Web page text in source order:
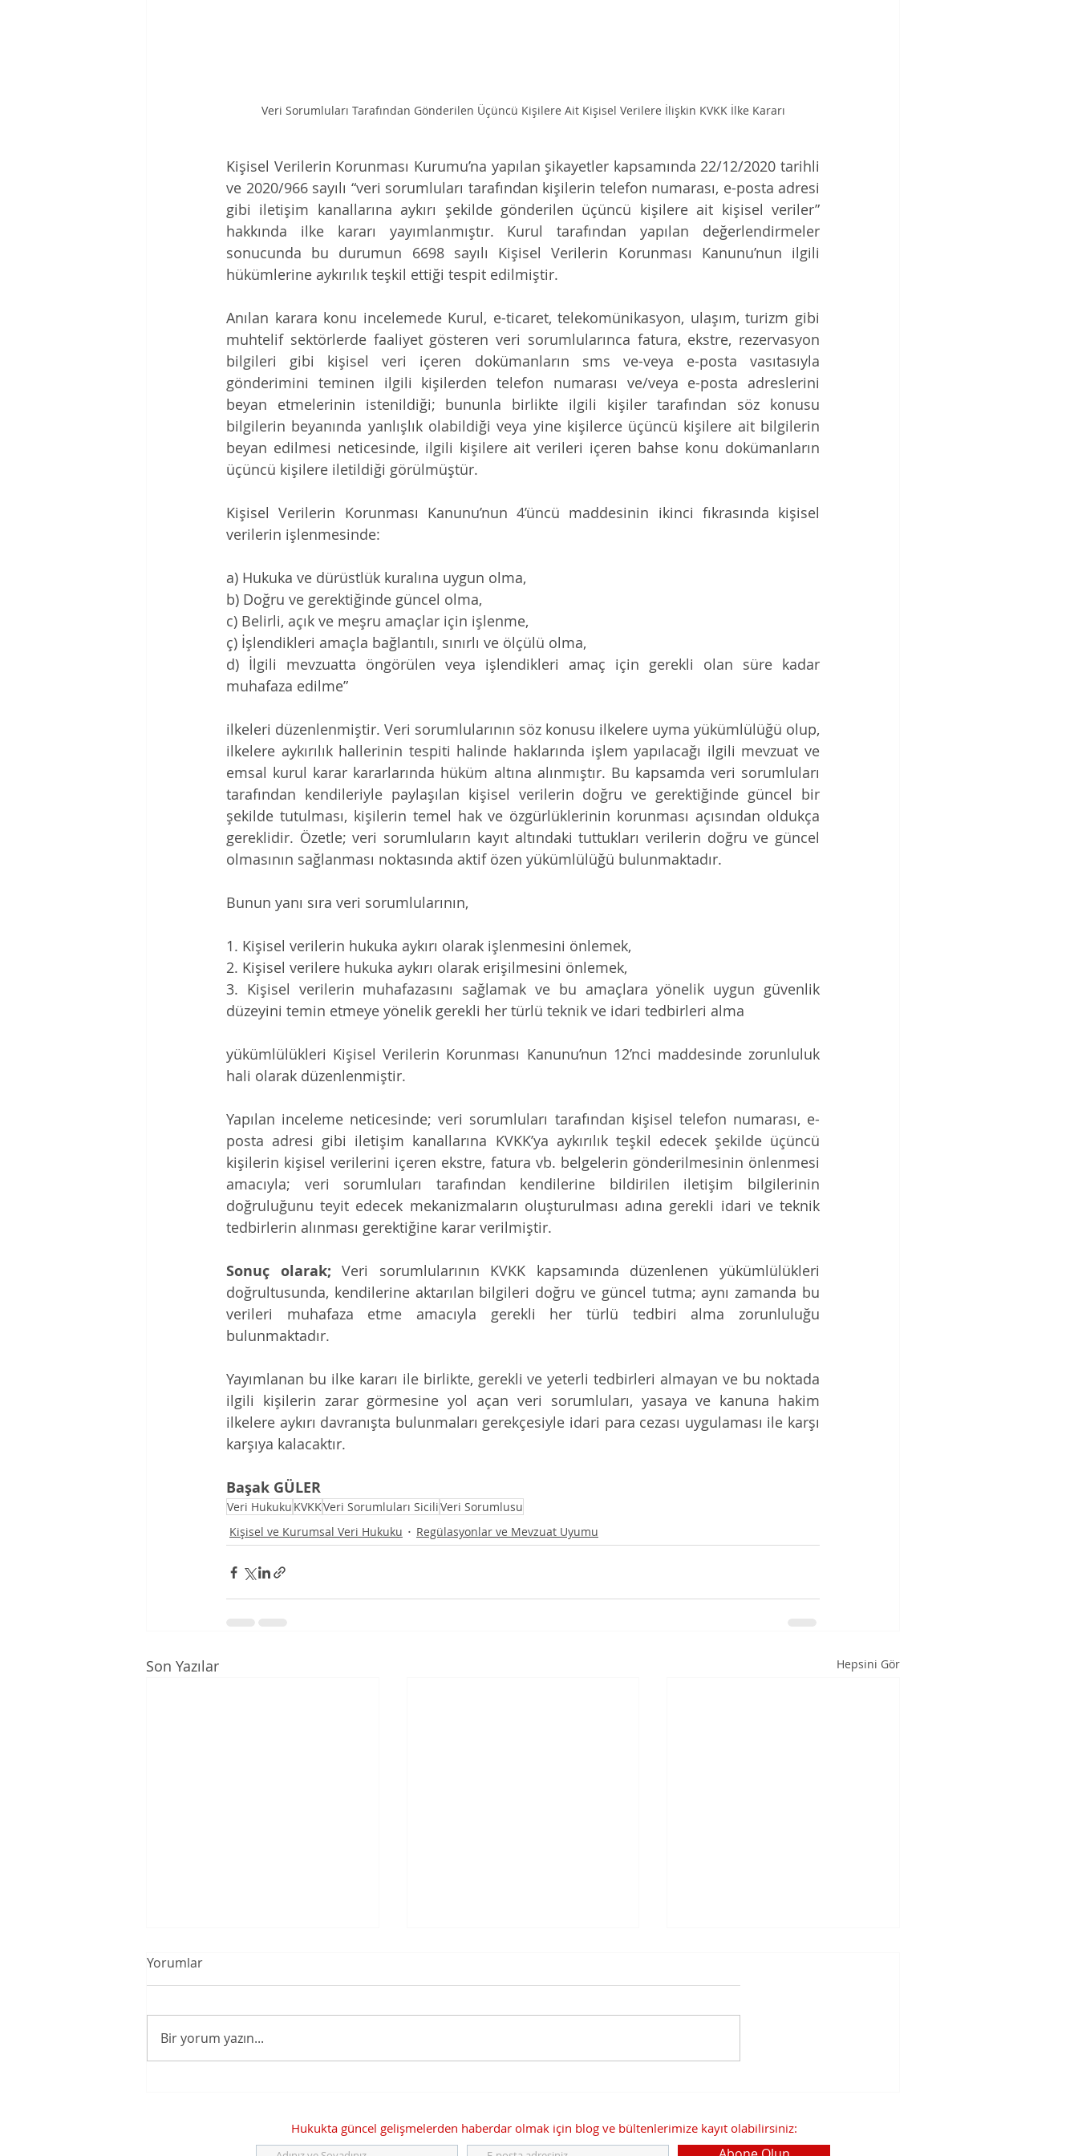
Veri Sorumluları Tarafından Gönderilen Üçüncü Kişilere Ait Kişisel Verilere İlişkin KVKK İlke Kararı
Kişisel Verilerin Korunması Kurumu’na yapılan şikayetler kapsamında 22/12/2020 tarihli
ve 2020/966 sayılı “veri sorumluları tarafından kişilerin telefon numarası, e-posta adresi
gibi iletişim kanallarına aykırı şekilde gönderilen üçüncü kişilere ait kişisel veriler”
hakkında ilke kararı yayımlanmıştır. Kurul tarafından yapılan değerlendirmeler
sonucunda bu durumun 6698 sayılı Kişisel Verilerin Korunması Kanunu’nun ilgili
hükümlerine aykırılık teşkil ettiği tespit edilmiştir.
Anılan karara konu incelemede Kurul, e-ticaret, telekomünikasyon, ulaşım, turizm gibi
muhtelif sektörlerde faaliyet gösteren veri sorumlularınca fatura, ekstre, rezervasyon
bilgileri gibi kişisel veri içeren dokümanların sms ve-veya e-posta vasıtasıyla
gönderimini teminen ilgili kişilerden telefon numarası ve/veya e-posta adreslerini
beyan etmelerinin istenildiği; bununla birlikte ilgili kişiler tarafından söz konusu
bilgilerin beyanında yanlışlık olabildiği veya yine kişilerce üçüncü kişilere ait bilgilerin
beyan edilmesi neticesinde, ilgili kişilere ait verileri içeren bahse konu dokümanların
üçüncü kişilere iletildiği görülmüştür.
Kişisel Verilerin Korunması Kanunu’nun 4’üncü maddesinin ikinci fıkrasında kişisel
verilerin işlenmesinde:
a) Hukuka ve dürüstlük kuralına uygun olma,
b) Doğru ve gerektiğinde güncel olma,
c) Belirli, açık ve meşru amaçlar için işlenme,
ç) İşlendikleri amaçla bağlantılı, sınırlı ve ölçülü olma,
d) İlgili mevzuatta öngörülen veya işlendikleri amaç için gerekli olan süre kadar
muhafaza edilme”
ilkeleri düzenlenmiştir. Veri sorumlularının söz konusu ilkelere uyma yükümlülüğü olup,
ilkelere aykırılık hallerinin tespiti halinde haklarında işlem yapılacağı ilgili mevzuat ve
emsal kurul karar kararlarında hüküm altına alınmıştır. Bu kapsamda veri sorumluları
tarafından kendileriyle paylaşılan kişisel verilerin doğru ve gerektiğinde güncel bir
şekilde tutulması, kişilerin temel hak ve özgürlüklerinin korunması açısından oldukça
gereklidir. Özetle; veri sorumluların kayıt altındaki tuttukları verilerin doğru ve güncel
olmasının sağlanması noktasında aktif özen yükümlülüğü bulunmaktadır.
Bunun yanı sıra veri sorumlularının,
1. Kişisel verilerin hukuka aykırı olarak işlenmesini önlemek,
2. Kişisel verilere hukuka aykırı olarak erişilmesini önlemek,
3. Kişisel verilerin muhafazasını sağlamak ve bu amaçlara yönelik uygun güvenlik
düzeyini temin etmeye yönelik gerekli her türlü teknik ve idari tedbirleri alma
yükümlülükleri Kişisel Verilerin Korunması Kanunu’nun 12’nci maddesinde zorunluluk
hali olarak düzenlenmiştir.
Yapılan inceleme neticesinde; veri sorumluları tarafından kişisel telefon numarası, e-
posta adresi gibi iletişim kanallarına KVKK’ya aykırılık teşkil edecek şekilde üçüncü
kişilerin kişisel verilerini içeren ekstre, fatura vb. belgelerin gönderilmesinin önlenmesi
amacıyla; veri sorumluları tarafından kendilerine bildirilen iletişim bilgilerinin
doğruluğunu teyit edecek mekanizmaların oluşturulması adına gerekli idari ve teknik
tedbirlerin alınması gerektiğine karar verilmiştir.
Sonuç olarak; Veri sorumlularının KVKK kapsamında düzenlenen yükümlülükleri
doğrultusunda, kendilerine aktarılan bilgileri doğru ve güncel tutma; aynı zamanda bu
verileri muhafaza etme amacıyla gerekli her türlü tedbiri alma zorunluluğu
bulunmaktadır.
Yayımlanan bu ilke kararı ile birlikte, gerekli ve yeterli tedbirleri almayan ve bu noktada
ilgili kişilerin zarar görmesine yol açan veri sorumluları, yasaya ve kanuna hakim
ilkelere aykırı davranışta bulunmaları gerekçesiyle idari para cezası uygulaması ile karşı
karşıya kalacaktır.
Başak GÜLER
Veri Hukuku KVKKVeri Sorumluları SiciliVeri Sorumlusu
Kişisel ve Kurumsal Veri Hukuku
Regülasyonlar ve Mevzuat Uyumu
Son Yazılar Hepsini Gör
İstisna Kriterinde Değişiklik
Kapsamında Veri Koruma
Görevlisi
Uygulamalarına İlişkin KVKK
Kamuoyu Duyurusu
Yorumlar
Bir yorum yazın...
Hukukta güncel gelişmelerden haberdar olmak için blog ve bültenlerimize kayıt olabilirsiniz: